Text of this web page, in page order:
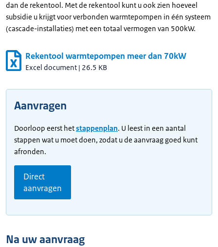
dan de rekentool. Met de rekentool kunt u ook zien hoeveel
subsidie u krijgt voor verbonden warmtepompen in één systeem
(cascade-installaties) met een totaal vermogen van 500kW.
Rekentool warmtepompen meer dan 70kW
Excel document | 26.5 KB
Aanvragen
Doorloop eerst hetstappenplan. U leest in een aantal
stappen wat u moet doen, zodat u de aanvraag goed kunt
afronden.
Direct
aanvragen
Na uw aanvraag